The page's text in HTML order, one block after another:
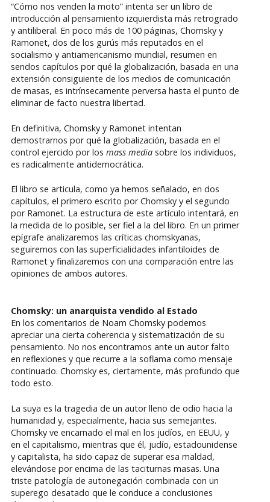
“Cómo nos venden la moto” intenta ser un libro de
introducción al pensamiento izquierdista más retrogrado
y antiliberal. En poco más de 100 páginas, Chomsky y
Ramonet, dos de los gurús más reputados en el
socialismo y antiamericanismo mundial, resumen en
sendos capítulos por qué la globalización, basada en una
extensión consiguiente de los medios de comunicación
de masas, es intrínsecamente perversa hasta el punto de
eliminar de facto nuestra libertad.
En definitiva, Chomsky y Ramonet intentan
demostrarnos por qué la globalización, basada en el
control ejercido por los mass mediasobre los individuos,
es radicalmente antidemocrática.
El libro se articula, como ya hemos señalado, en dos
capítulos, el primero escrito por Chomsky y el segundo
por Ramonet. La estructura de este artículo intentará, en
la medida de lo posible, ser fiel a la del libro. En un primer
epígrafe analizaremos las críticas chomskyanas,
seguiremos con las superficialidades infantiloides de
Ramonet y finalizaremos con una comparación entre las
opiniones de ambos autores.
Chomsky: un anarquista vendido al Estado
En los comentarios de Noam Chomsky podemos
apreciar una cierta coherencia y sistematización de su
pensamiento. No nos encontramos ante un autor falto
en reflexiones y que recurre a la soflama como mensaje
continuado. Chomsky es, ciertamente, más profundo que
todo esto.
La suya es la tragedia de un autor lleno de odio hacia la
humanidad y, especialmente, hacia sus semejantes.
Chomsky ve encarnado el mal en los judíos, en EEUU, y
en el capitalismo, mientras que él, judío, estadounidense
y capitalista, ha sido capaz de superar esa maldad,
elevándose por encima de las taciturnas masas. Una
triste patología de autonegación combinada con un
superego desatado que le conduce a conclusiones